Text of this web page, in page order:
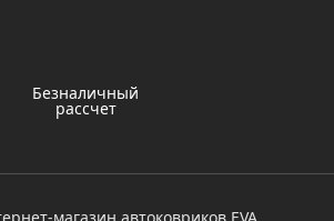
Безналичный
рассчет
магазин автоковриков EVA.